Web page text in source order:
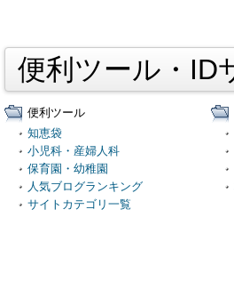
便利ツール・ID
便利ツール
知恵袋
小児科・産婦人科
保育園・幼稚園
人気ブログランキング
サイトカテゴリ一覧